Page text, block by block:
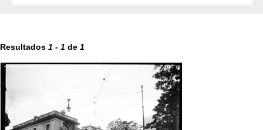
Resultados 1 - 1 de 1